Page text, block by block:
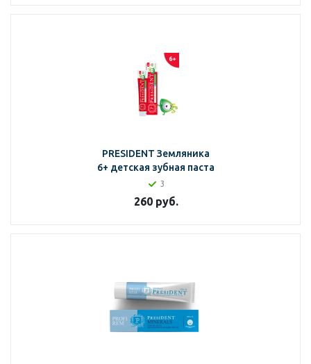
PRESIDENT Земляника
6+ детская зубная паста
3
260руб.